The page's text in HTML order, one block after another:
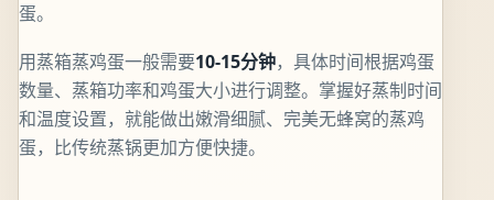
蛋。
用蒸箱蒸鸡蛋一般需要10-15分钟，具体时间根据鸡蛋
数量、蒸箱功率和鸡蛋大小进行调整。掌握好蒸制时间
和温度设置，就能做出嫩滑细腻、完美无蜂窝的蒸鸡
蛋，比传统蒸锅更加方便快捷。